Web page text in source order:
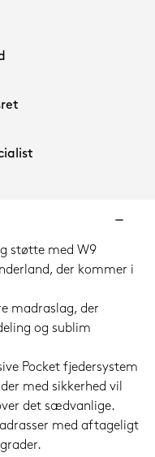
støtte med W9
der kommer i
madraslag, der
og sublim
Pocket fjedersystem
med sikkerhed vil
det sædvanlige.
med aftageligt